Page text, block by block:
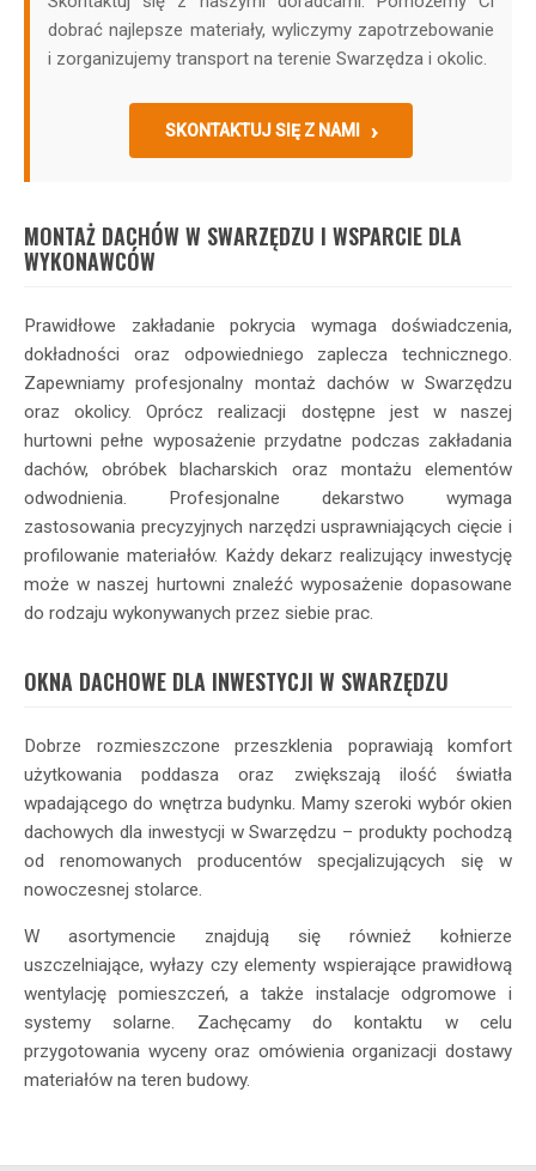
dobrać najlepsze materiały, wyliczymy zapotrzebowanie
i zorganizujemy transport na terenie Swarzędza i okolic.
SKONTAKTUJ SIĘ Z NAMI
MONTAŻ DACHÓW W SWARZĘDZU I WSPARCIE DLA
WYKONAWCÓW
Prawidłowe zakładanie pokrycia wymaga doświadczenia,
dokładności oraz odpowiedniego zaplecza technicznego.
Zapewniamy profesjonalny montaż dachów w Swarzędzu
oraz okolicy. Oprócz realizacji dostępne jest w naszej
hurtowni pełne wyposażenie przydatne podczas zakładania
dachów, obróbek blacharskich oraz montażu elementów
odwodnienia. Profesjonalne dekarstwo wymaga
zastosowania precyzyjnych narzędzi usprawniających cięcie i
profilowanie materiałów. Każdy dekarz realizujący inwestycję
może w naszej hurtowni znaleźć wyposażenie dopasowane
do rodzaju wykonywanych przez siebie prac.
OKNA DACHOWE DLA INWESTYCJI W SWARZĘDZU
Dobrze rozmieszczone przeszklenia poprawiają komfort
użytkowania poddasza oraz zwiększają ilość światła
wpadającego do wnętrza budynku. Mamy szeroki wybór okien
dachowych dla inwestycji w Swarzędzu – produkty pochodzą
od renomowanych producentów specjalizujących się w
nowoczesnej stolarce.
W asortymencie znajdują się również kołnierze
uszczelniające, wyłazy czy elementy wspierające prawidłową
wentylację pomieszczeń, a także instalacje odgromowe i
systemy solarne. Zachęcamy do kontaktu w celu
przygotowania wyceny oraz omówienia organizacji dostawy
materiałów na teren budowy.